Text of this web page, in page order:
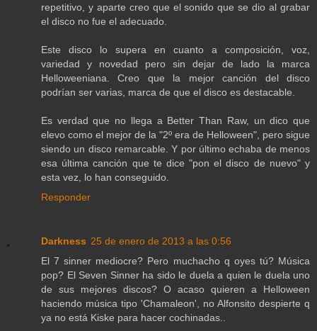
repetitivo, y aparte creo que el sonido que se dio al grabar
el disco no fue el adecuado.
Este disco lo supera en cuanto a composición, voz,
variedad y novedad pero sin dejar de lado la marca
Helloweeniana. Creo que la mejor canción del disco
podrían ser varias, marca de que el disco es destacable.
Es verdad que no llega a Better Than Raw, un dico que
elevo como el mejor de la "2º era de Helloween", pero sigue
siendo un disco remarcable. Y por último echaba de menos
esa última canción que te dice "pon el disco de nuevo" y
esta vez, lo han conseguido.
Responder
Darkness 25 de enero de 2013 a las 0:56
El 7 sinner mediocre? Pero muchacho q oyes tú? Música
pop? El Seven Sinner ha sido le duela a quien le duela uno
de sus mejores discos? O acaso quieren a Helloween
haciendo música tipo 'Chamaleon', no Alfonsito despierte q
ya no está Kiske para hacer cochinadas..